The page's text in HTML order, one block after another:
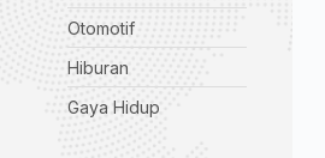
Otomotif
Hiburan
Gaya Hidup